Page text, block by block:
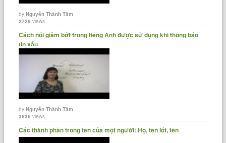
byNguyễn Thành Tâm
2729 views
Cách nói giảm bớt trong tiếng Anh được sử dụng khi thông báo
tin xấu
byNguyễn Thành Tâm
3636 views
Các thành phần trong tên của một người: Họ, tên lót, tên